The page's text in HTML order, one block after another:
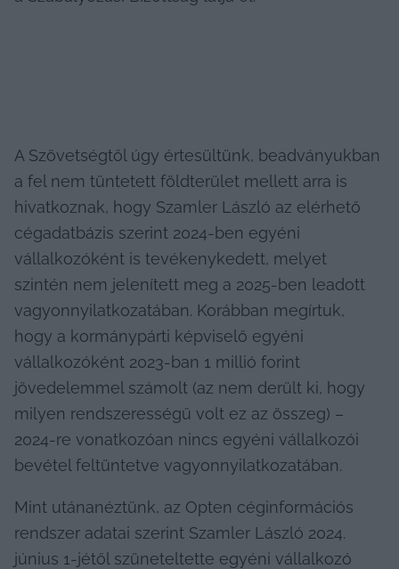
A Szövetségtől úgy értesültünk, beadványukban
a fel nem tüntetett földterület mellett arra is
hivatkoznak, hogy Szamler László az elérhető
cégadatbázis szerint 2024-ben egyéni
vállalkozóként is tevékenykedett, melyet
szintén nem jelenített meg a 2025-ben leadott
vagyonnyilatkozatában. Korábban megírtuk,
hogy a kormánypárti képviselő egyéni
vállalkozóként 2023-ban 1 millió forint
jövedelemmel számolt (az nem derült ki, hogy
milyen rendszerességű volt ez az összeg) –
2024-re vonatkozóan nincs egyéni vállalkozói
bevétel feltüntetve vagyonnyilatkozatában.
Mint utánanéztünk, az Opten céginformációs
rendszer adatai szerint Szamler László 2024.
június 1-jétől szüneteltette egyéni vállalkozó